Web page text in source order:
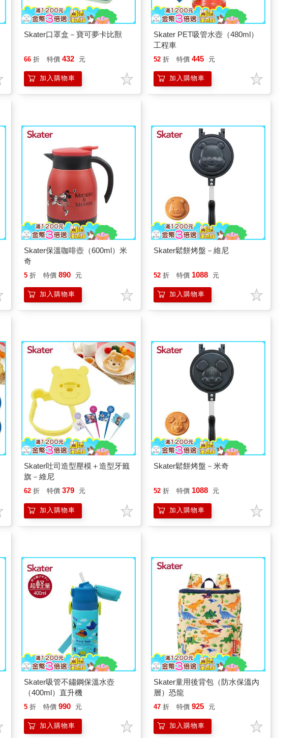
Skater口罩盒－寶可夢卡比獸
66 折 特價 432 元
加入購物車
Skater PET吸管水壺（480ml）
工程車
52 折 特價 445 元
加入購物車
Skater保溫咖啡壺（600ml）米
奇
5 折 特價 890 元
加入購物車
Skater鬆餅烤盤－維尼
52 折 特價 1088 元
加入購物車
Skater吐司造型壓模＋造型牙籤
旗－維尼
62 折 特價 379 元
加入購物車
Skater鬆餅烤盤－米奇
52 折 特價 1088 元
加入購物車
Skater吸管不鏽鋼保溫水壺
（400ml）直升機
5 折 特價 990 元
加入購物車
Skater童用後背包（防水保溫內
層）恐龍
47 折 特價 925 元
加入購物車